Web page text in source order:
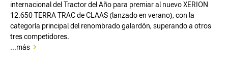
internacional del Tractor del Año para premiar al nuevo XERION
12.650 TERRA TRAC de CLAAS (lanzado en verano), con la
categoría principal del renombrado galardón, superando a otros
tres competidores.
...más